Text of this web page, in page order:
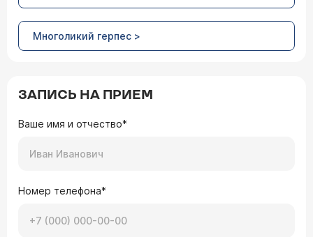
Многоликий герпес >
ЗАПИСЬ НА ПРИЕМ
Ваше имя и отчество*
Номер телефона*